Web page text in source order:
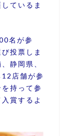
ているま
名が参
投票しま
静岡県、
店舗が参
持って参
賞するよ